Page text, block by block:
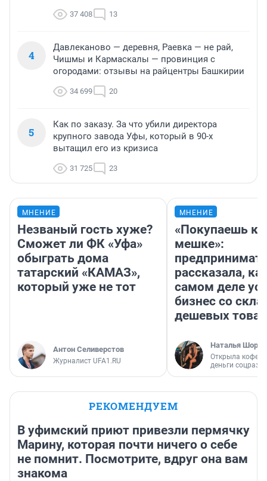
37 408 13
4
Давлеканово — деревня, Раевка — не рай,
Чишмы и Кармаскалы — провинция с
огородами: отзывы на райцентры Башкирии
34 699 20
5
Как по заказу. За что убили директора
крупного завода Уфы, который в 90-х
вытащил его из кризиса
31 725 23
МНЕНИЕ
Незваный гость хуже?
Сможет ли ФК «Уфа»
обыграть дома
татарский «КАМАЗ»,
который уже не тот
Антон Селиверстов
Журналист UFA1.RU
МНЕНИЕ
«Покупаешь
мешке»:
рассказала,
самом деле
бизнес со
дешевых
Наталья
Открыла
деньги
РЕКОМЕНДУЕМ
В уфимский приют привезли пермячку
Марину, которая почти ничего о себе
не помнит. Посмотрите, вдруг она вам
знакома